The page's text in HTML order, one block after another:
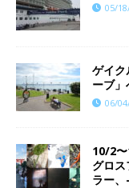
05/
ゲイク
ーブ」
06/
10/2
グロ
ラー